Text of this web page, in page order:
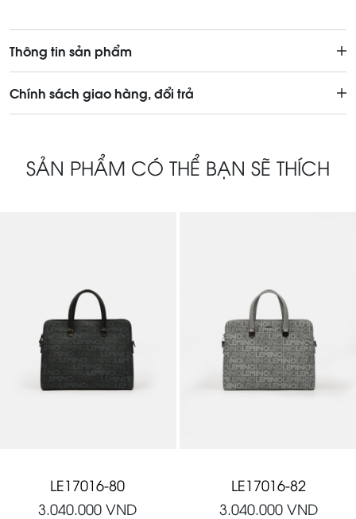
Thông tin sản phẩm
Chính sách giao hàng, đổi trả
SẢN PHẨM CÓ THỂ BẠN SẼ THÍCH
LE17016-80
3.040.000 VND
LE17016-82
3.040.000 VND